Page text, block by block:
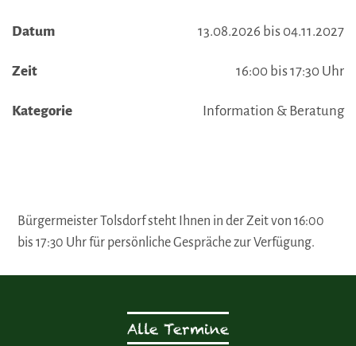
Datum 13.08.2026 bis 04.11.2027
Zeit 16:00 bis 17:30 Uhr
Kategorie Information & Beratung
Bürgermeister Tolsdorf steht Ihnen in der Zeit von 16:00
bis 17:30 Uhr für persönliche Gespräche zur Verfügung.
Alle Termine